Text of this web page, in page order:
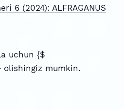
6 (2024): ALFRAGANUS
uchun {$
olishingiz mumkin.